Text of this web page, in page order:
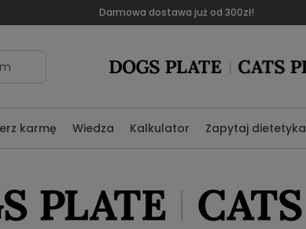
Darmowa dostawa już od 300zł!
karmę Wiedza Kalkulator Zapytaj dietetyka